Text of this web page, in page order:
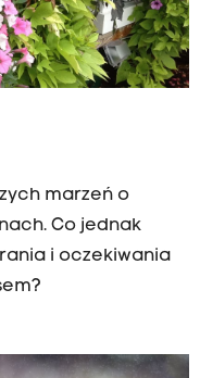
marzeń o
Co jednak
i oczekiwania